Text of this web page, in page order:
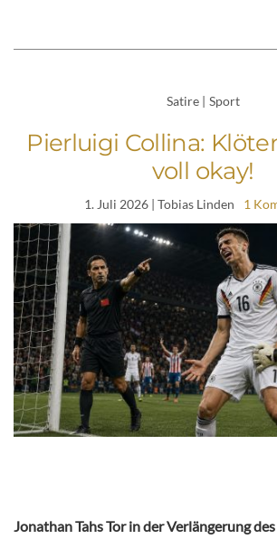
Satire | Sport
Pierluigi Collina:
voll okay!
1. Juli 2026 | Tobias Linden 1
Jonathan Tahs Tor in der Verlängerung